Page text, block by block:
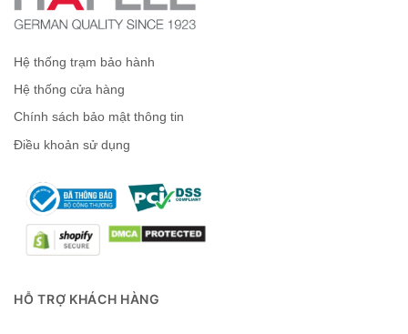
Hệ thống trạm bảo hành
Hệ thống cửa hàng
Chính sách bảo mật thông tin
Điều khoản sử dụng
HỖ TRỢ KHÁCH HÀNG